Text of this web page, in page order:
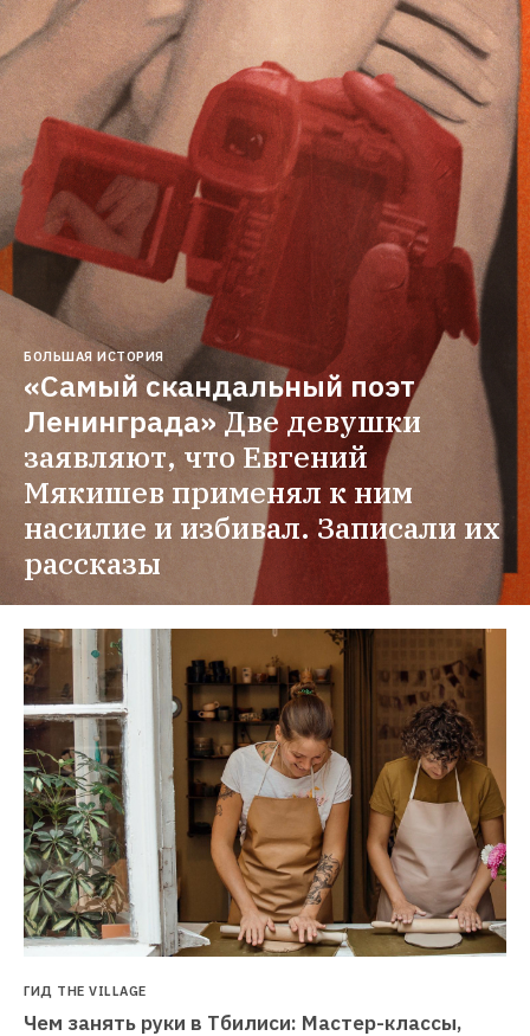
БОЛЬШАЯ ИСТОРИЯ
«Самый скандальный поэт
Ленинграда»Две девушки
заявляют, что Евгений
Мякишев применял к ним
насилие и избивал. Записали их
рассказы
ГИД THE VILLAGE
Чем занять руки в Тбилиси: Мастер-классы,